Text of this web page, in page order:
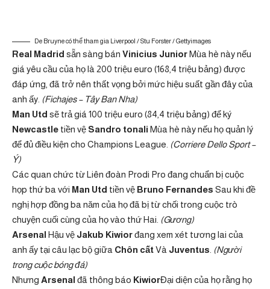
De Bruyne có thể tham gia Liverpool / Stu Forster / Gettyimages
Real Madrid sẵn sàng bán Vinicius JuniorMùa hè này nếu
giá yêu cầu của họ là 200 triệu euro (168,4 triệu bảng) được
đáp ứng, đã trở nên thất vọng bởi mức hiệu suất gần đây của
anh ấy. (Fichajes – Tây Ban Nha)
Man Utd sẽ trả giá 100 triệu euro (84,4 triệu bảng) để ký
Newcastle tiền vệ Sandro tonali Mùa hè này nếu họ quản lý
để đủ điều kiện cho Champions League. (Corriere Dello Sport –
Ý)
Các quan chức từ Liên đoàn Prodi Pro đang chuẩn bị cuộc
họp thứ ba với Man Utd tiền vệ Bruno Fernandes Sau khi đề
nghị hợp đồng ba năm của họ đã bị từ chối trong cuộc trò
chuyện cuối cùng của họ vào thứ Hai. (Gương)
Arsenal Hậu vệ Jakub Kiwiorđang xem xét tương lai của
anh ấy tại câu lạc bộ giữa Chôn cấtVà Juventus (Người
trong cuộc bóng đá)
Nhưng Arsenal đã thông báo KiwiorĐại diện của họ rằng họ